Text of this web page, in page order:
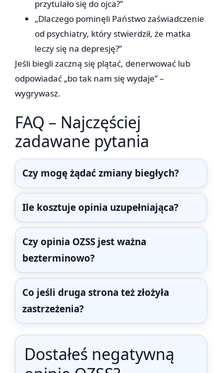
przytulało się do ojca?”
„Dlaczego pominęli Państwo zaświadczenie
od psychiatry, który stwierdził, że matka
leczy się na depresję?”
Jeśli biegli zaczną się plątać, denerwować lub
odpowiadać „bo tak nam się wydaje” –
wygrywasz.
FAQ – Najczęściej
zadawane pytania
Czy mogę żądać zmiany biegłych?
Ile kosztuje opinia uzupełniająca?
Czy opinia OZSS jest ważna
bezterminowo?
Co jeśli druga strona też złożyła
zastrzeżenia?
Dostałeś negatywną